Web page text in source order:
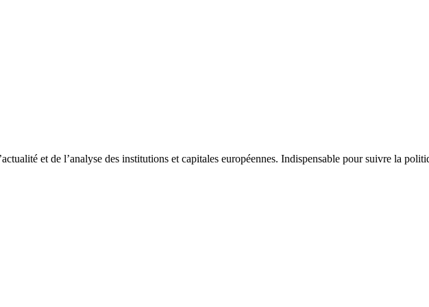
et de l’analyse des institutions et capitales européennes. Indispensable pour suivre la